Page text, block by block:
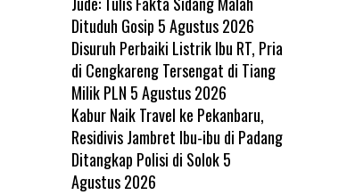
Dituduh Gosip 5 Agustus 2026
Disuruh Perbaiki Listrik Ibu RT, Pria
di Cengkareng Tersengat di Tiang
Milik PLN 5 Agustus 2026
Kabur Naik Travel ke Pekanbaru,
Residivis Jambret Ibu-ibu di Padang
Ditangkap Polisi di Solok 5
Agustus 2026